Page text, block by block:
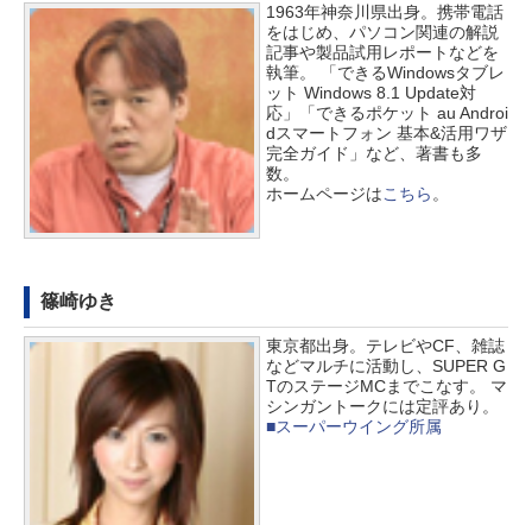
1963年神奈川県出身。携帯電話
をはじめ、パソコン関連の解説
記事や製品試用レポートなどを
執筆。 「できるWindowsタブレ
ット Windows 8.1 Update対
応」「できるポケット au Androi
dスマートフォン 基本&活用ワザ
完全ガイド」など、著書も多
数。
ホームページはこちら 。
篠崎ゆき
東京都出身。テレビやCF、雑誌
などマルチに活動し、SUPER G
TのステージMCまでこなす。 マ
シンガントークには定評あり。
■スーパーウイング所属